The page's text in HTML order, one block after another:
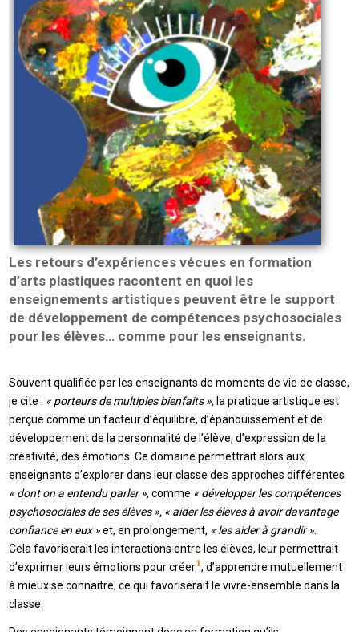
Les retours d’expériences vécues en formation
d’arts plastiques racontent en quoi les
enseignements artistiques peuvent être le support
de développement de compétences psychosociales
pour les élèves… comme pour les enseignants.
Souvent qualifiée par les enseignants de moments de vie de classe,
je cite : « porteurs de multiples bienfaits », la pratique artistique est
perçue comme un facteur d’équilibre, d’épanouissement et de
développement de la personnalité de l’élève, d’expression de la
créativité, des émotions. Ce domaine permettrait alors aux
enseignants d’explorer dans leur classe des approches différentes
« dont on a entendu parler »,comme « développer les compétences
psychosociales de ses élèves », « aider les élèves à avoir davantage
confiance en eux »et, en prolongement, « les aider à grandir »
Cela favoriserait les interactions entre les élèves, leur permettrait
d’exprimer leurs émotions pour créer1, d’apprendre mutuellement
à mieux se connaitre, ce qui favoriserait le vivre-ensemble dans la
classe.